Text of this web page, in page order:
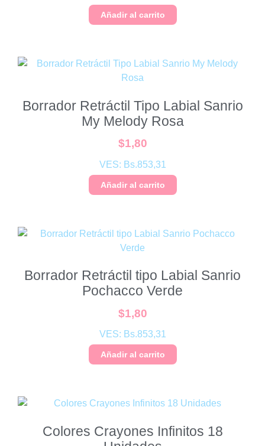
Añadir al carrito
Borrador Retráctil Tipo Labial Sanrio
My Melody Rosa
$1,80
VES: Bs.853,31
Añadir al carrito
Borrador Retráctil tipo Labial Sanrio
Pochacco Verde
$1,80
VES: Bs.853,31
Añadir al carrito
Colores Crayones Infinitos 18